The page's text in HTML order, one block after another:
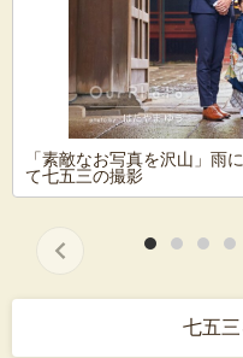
「素敵なお写真を沢山」雨
て七五三の撮影
七五